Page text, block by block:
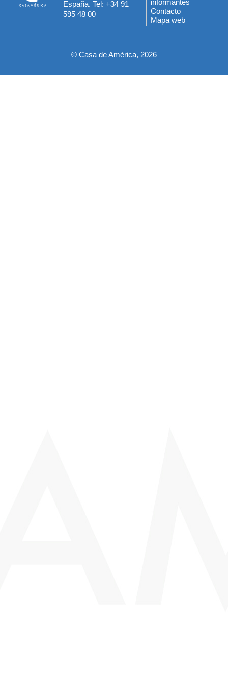
España. Tel: +34 91
595 48 00
del
pie
Contacto
Mapa web
© Casa de América, 2026